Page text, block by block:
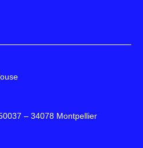
– 34078 Montpellier